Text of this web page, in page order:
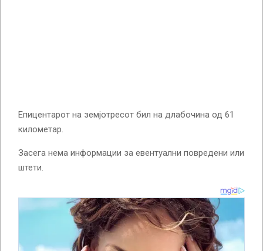
Епицентарот на земјотресот бил на длабочина од 61
километар.
Засега нема информации за евентуални повредени или
штети.